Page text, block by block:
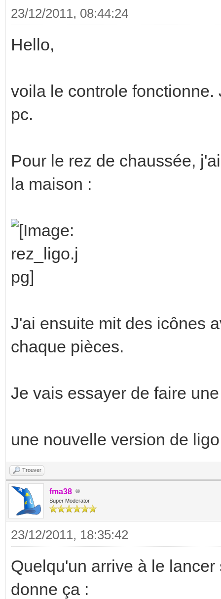
23/12/2011, 08:44:24
Hello,
voila le controle
pc.
Pour le rez de chaussée,
la maison :
J'ai ensuite mit des icônes
chaque pièces.
Je vais essayer de faire
une nouvelle version de
Trouver
fma38
Super Moderator
23/12/2011, 18:35:42
Quelqu'un arrive à le
donne ça :